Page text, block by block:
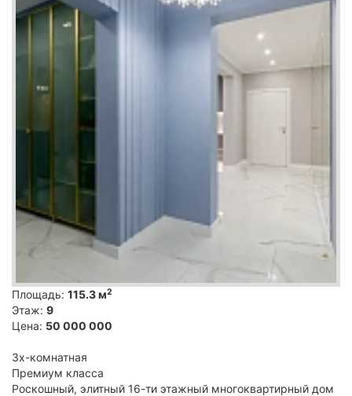
Площадь: 115.3 м2
Этаж: 9
Цена: 50 000 000
3х-комнатная
Премиум класса
Роскошный, элитный 16-ти этажный многоквартирный дом